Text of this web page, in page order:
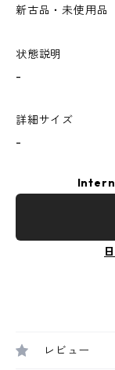
新古品・未使用品
状態説明
-
詳細サイズ
-
レビュー